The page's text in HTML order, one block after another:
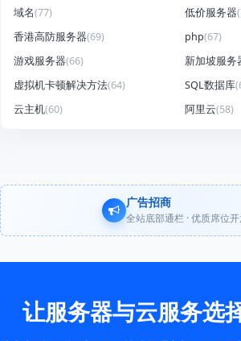
域名(77) 低价服务器
香港高防服务器(69) php(67)
游戏服务器(66) 新加坡服务
虚拟机卡顿解决方法(64) SQL数据库
云主机(60) 阿里云(58)
广告招商
全站底部通栏 · 优质席位
让服务器与云服务选